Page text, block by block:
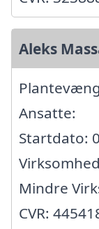
Aleks
Ansatte:
Startdato:
Mindre
CVR: